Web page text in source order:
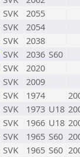
SVK
2055
SVK
2054
SVK
2038
SVK 2036 S60
SVK
2020
SVK
2009
SVK 1974
SVK 1973 U18
SVK 1966 U18
SVK 1965 S60
SVK 1965 S60